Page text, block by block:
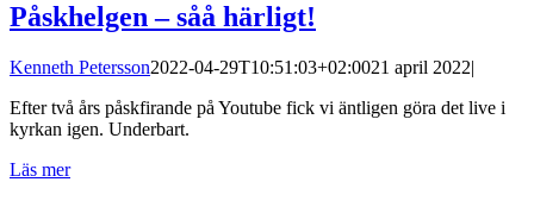
Påskhelgen – såå härligt!
Kenneth Petersson2022-04-29T10:51:03+02:0021 april 2022|
Efter två års påskfirande på Youtube fick vi äntligen göra det live i
kyrkan igen. Underbart.
Läs mer